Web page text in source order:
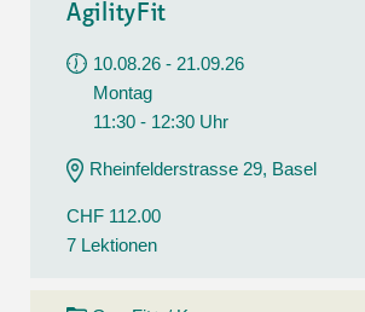
AgilityFit
10.08.26 - 21.09.26
Montag
11:30 - 12:30 Uhr
Rheinfelderstrasse 29, Basel
CHF 112.00
7 Lektionen